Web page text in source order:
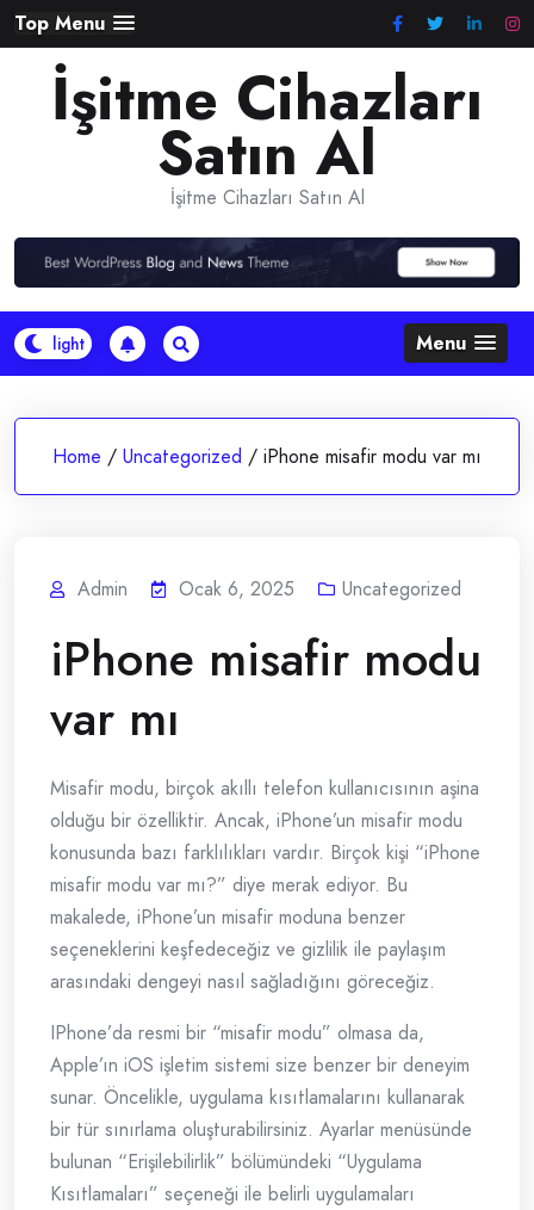
Skip
to
content
Top Menu
İşitme Cihazları
Satın Al
İşitme Cihazları Satın Al
Menu
Home / Uncategorized / iPhone misafir modu var mı
Admin Ocak 6, 2025 Uncategorized
iPhone misafir modu
var mı
Misafir modu, birçok akıllı telefon kullanıcısının aşina
olduğu bir özelliktir. Ancak, iPhone’un misafir modu
konusunda bazı farklılıkları vardır. Birçok kişi “iPhone
misafir modu var mı?” diye merak ediyor. Bu
makalede, iPhone’un misafir moduna benzer
seçeneklerini keşfedeceğiz ve gizlilik ile paylaşım
arasındaki dengeyi nasıl sağladığını göreceğiz.
IPhone’da resmi bir “misafir modu” olmasa da,
Apple’ın iOS işletim sistemi size benzer bir deneyim
sunar. Öncelikle, uygulama kısıtlamalarını kullanarak
bir tür sınırlama oluşturabilirsiniz. Ayarlar menüsünde
bulunan “Erişilebilirlik” bölümündeki “Uygulama
Kısıtlamaları” seçeneği ile belirli uygulamaları